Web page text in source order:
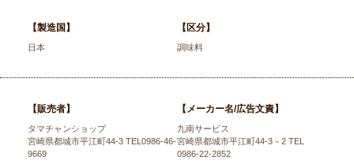
【製造国】
日本
【区分】
調味料
【販売者】
タマチャンショップ
宮崎県都城市平江町44-3 TEL0986-46-
9669
【メーカー名/広告文責】
九南サービス
宮崎県都城市平江町44-3－2 TEL
0986-22-2852